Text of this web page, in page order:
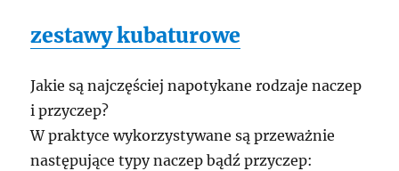
zestawy kubaturowe
Jakie są najczęściej napotykane rodzaje naczep
i przyczep?
W praktyce wykorzystywane są przeważnie
następujące typy naczep bądź przyczep: